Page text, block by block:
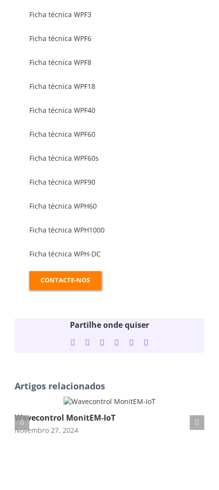
Ficha técnica WPF3
Ficha técnica WPF6
Ficha técnica WPF8
Ficha técnica WPF18
Ficha técnica WPF40
Ficha técnica WPF60
Ficha técnica WPF60s
Ficha técnica WPF90
Ficha técnica WPH60
Ficha técnica WPH1000
Ficha técnica WPH-DC
CONTACTE-NOS
Partilhe onde quiser
Facebook
TwitterLinkedInWhatsApp
Tumblr
Artigos relacionados
Wavecontrol MonitEM-IoT
Novembro 27, 2024